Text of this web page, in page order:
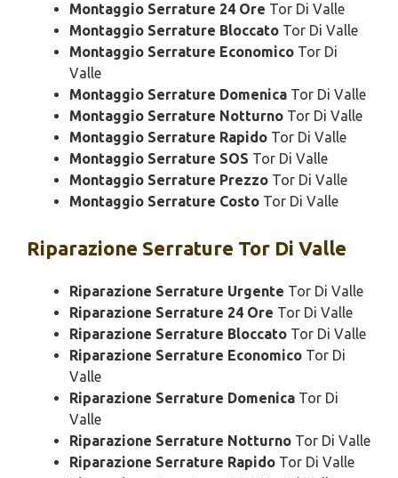
Montaggio Serrature 24 Ore Tor Di Valle
Montaggio Serrature Bloccato Tor Di Valle
Montaggio Serrature Economico Tor Di
Valle
Montaggio Serrature Domenica Tor Di Valle
Montaggio Serrature Notturno Tor Di Valle
Montaggio Serrature Rapido Tor Di Valle
Montaggio Serrature SOS Tor Di Valle
Montaggio Serrature Prezzo Tor Di Valle
Montaggio Serrature Costo Tor Di Valle
Riparazione Serrature Tor Di Valle
Riparazione Serrature Urgente Tor Di Valle
Riparazione Serrature 24 Ore Tor Di Valle
Riparazione Serrature Bloccato Tor Di Valle
Riparazione Serrature Economico Tor Di
Valle
Riparazione Serrature Domenica Tor Di
Valle
Riparazione Serrature Notturno Tor Di Valle
Riparazione Serrature Rapido Tor Di Valle